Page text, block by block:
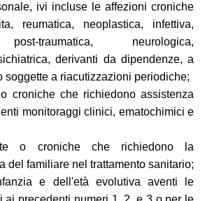
ivi incluse le affezioni croniche
reumatica, neoplastica, infettiva,
traumatica, neurologica,
derivanti da dipendenze, a
soggette a riacutizzazioni periodiche;
croniche che richiedono assistenza
monitoraggi clinici, ematochimici e
o croniche che richiedono la
del familiare nel trattamento sanitario;
e dell'età evolutiva aventi le